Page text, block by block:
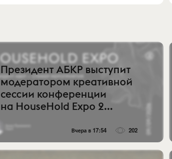
Президент АБКР выступит
модератором креативной
сессии конференции
на HouseHold Expo 2...
Вчера в 17:54 202